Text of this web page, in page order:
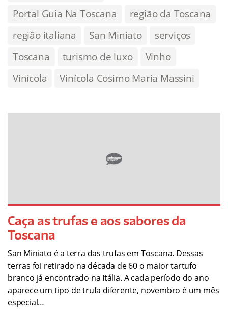
Portal Guia Na Toscana
região da Toscana
região italiana
San Miniato
serviços
Toscana
turismo de luxo
Vinho
Vinícola
Vinícola Cosimo Maria Massini
Caça as trufas e aos sabores da
Toscana
San Miniato é a terra das trufas em Toscana. Dessas
terras foi retirado na década de 60 o maior tartufo
branco já encontrado na Itália. A cada período do ano
aparece um tipo de trufa diferente, novembro é um mês
especial…